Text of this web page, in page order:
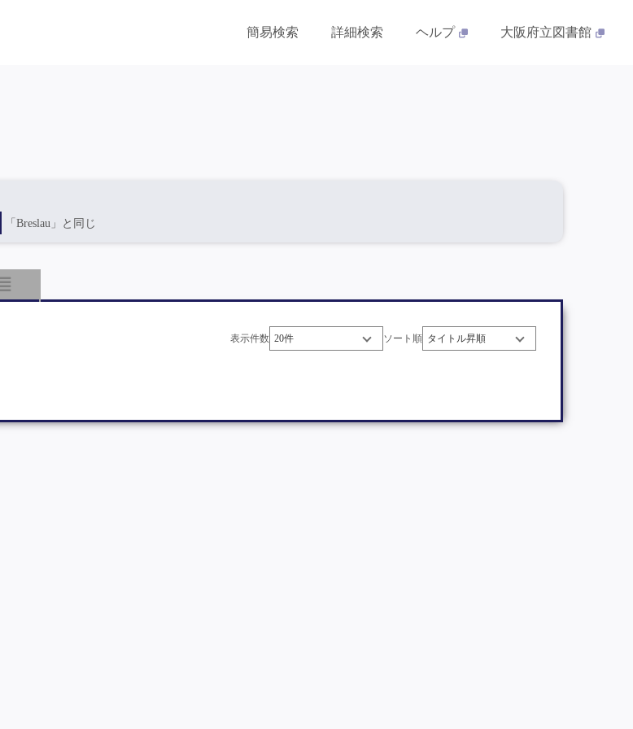
簡易検索 詳細検索 ヘルプ 大阪府立図書館
「Breslau」と同じ
表示件数 ソート順